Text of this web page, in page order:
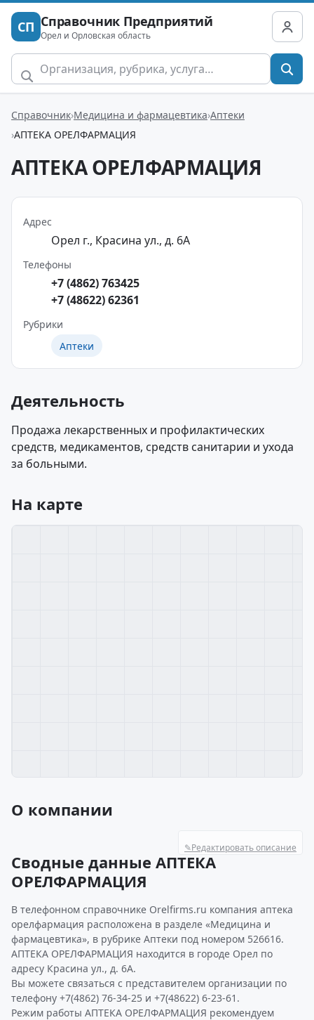
СП Справочник Предприятий
Орел и Орловская область
Справочник Медицина и фармацевтика Аптеки
АПТЕКА ОРЕЛФАРМАЦИЯ
АПТЕКА ОРЕЛФАРМАЦИЯ
Адрес
Орел г., Красина ул., д. 6А
Телефоны
+7 (4862) 763425
+7 (48622) 62361
Рубрики
Аптеки
Деятельность
Продажа лекарственных и профилактических
средств, медикаментов, средств санитарии и ухода
за больными.
На карте
О компании
✎Редактировать описание
Сводные данные АПТЕКА
ОРЕЛФАРМАЦИЯ
В телефонном справочнике Orelfirms.ru компания аптека
орелфармация расположена в разделе «Медицина и
фармацевтика», в рубрике Аптеки под номером 526616.
АПТЕКА ОРЕЛФАРМАЦИЯ находится в городе Орел по
адресу Красина ул., д. 6А.
Вы можете связаться с представителем организации по
телефону +7(4862) 76-34-25 и +7(48622) 6-23-61.
Режим работы АПТЕКА ОРЕЛФАРМАЦИЯ рекомендуем